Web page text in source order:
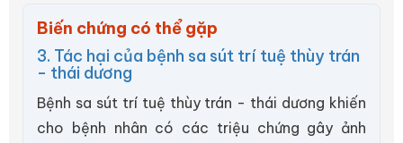
Biến chứng có thể gặp
3. Tác hại của bệnh sa sút trí tuệ thùy trán
- thái dương
Bệnh sa sút trí tuệ thùy trán - thái dương khiến
cho bệnh nhân có các triệu chứng gây ảnh